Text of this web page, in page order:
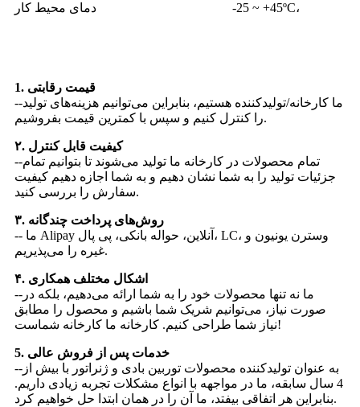
دمای محیط کار
-25 ~ +45ºC،
1. قیمت رقابتی
--ما کارخانه/تولیدکننده هستیم، بنابراین می‌توانیم هزینه‌های تولید
را کنترل کنیم و سپس با کمترین قیمت بفروشیم.
۲. کیفیت قابل کنترل
--تمام محصولات در کارخانه ما تولید می‌شوند تا بتوانیم تمام
جزئیات تولید را به شما نشان دهیم و به شما اجازه دهیم کیفیت
سفارش را بررسی کنید.
۳. روش‌های پرداخت چندگانه
-- ما Alipay آنلاین، حواله بانکی، پی پال، LC، وسترن یونیون و
غیره را می‌پذیریم.
۴. اشکال مختلف همکاری
--ما نه تنها محصولات خود را به شما ارائه می‌دهیم، بلکه در
صورت نیاز، می‌توانیم شریک شما باشیم و محصول را مطابق
نیاز شما طراحی کنیم. کارخانه ما کارخانه شماست!
5. خدمات پس از فروش عالی
--به عنوان تولیدکننده محصولات توربین بادی و ژنراتور با بیش از
4 سال سابقه، ما در مواجهه با انواع مشکلات تجربه زیادی داریم.
بنابراین هر اتفاقی بیفتد، ما آن را در همان ابتدا حل خواهیم کرد.